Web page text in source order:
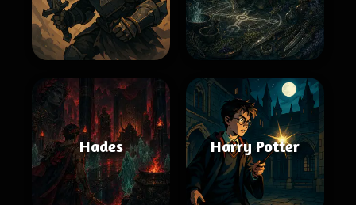
Hades Harry Potter